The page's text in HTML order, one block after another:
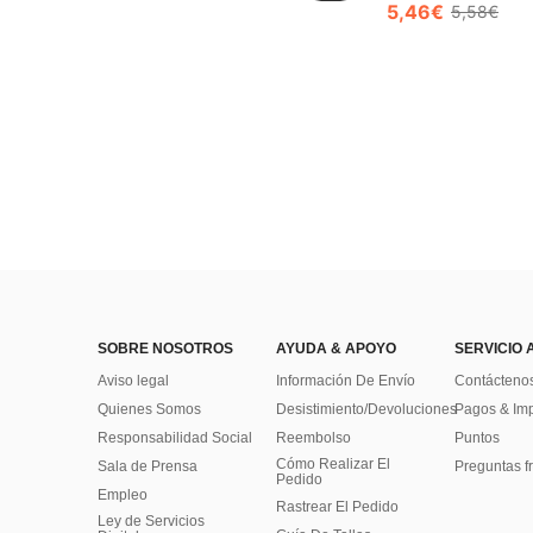
5,46€ 5,58€
SOBRE NOSOTROS
Aviso legal
Quienes Somos
Responsabilidad Social
Sala de Prensa
Empleo
Ley de Servicios
AYUDA & APOYO
Información De Envío
Desistimiento/Devoluciones
Reembolso
Cómo Realizar El
Pedido
Rastrear El Pedido
SERVICIO
Pagos &
Puntos
Preguntas